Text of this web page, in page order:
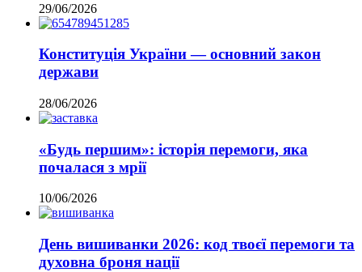
29/06/2026
Конституція України — основний закон
держави
28/06/2026
«Будь першим»: історія перемоги, яка
почалася з мрії
10/06/2026
День вишиванки 2026: код твоєї перемоги та
духовна броня нації